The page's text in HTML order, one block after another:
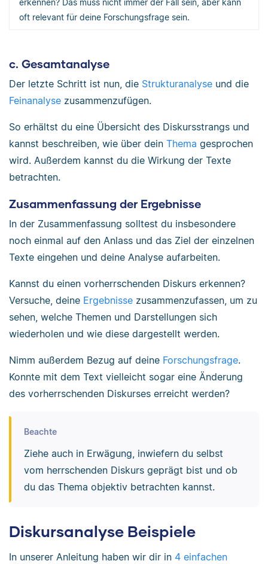
oft relevant für deine Forschungsfrage sein.
c. Gesamtanalyse
Der letzte Schritt ist nun, die Strukturanalyse und die
Feinanalyse zusammenzufügen.
So erhältst du eine Übersicht des Diskursstrangs und
kannst beschreiben, wie über dein Thema gesprochen
wird. Außerdem kannst du die Wirkung der Texte
betrachten.
Zusammenfassung der Ergebnisse
In der Zusammenfassung solltest du insbesondere
noch einmal auf den Anlass und das Ziel der einzelnen
Texte eingehen und deine Analyse aufarbeiten.
Kannst du einen vorherrschenden Diskurs erkennen?
Versuche, deine Ergebnisse zusammenzufassen, um zu
sehen, welche Themen und Darstellungen sich
wiederholen und wie diese dargestellt werden.
Nimm außerdem Bezug auf deine Forschungsfrage.
Konnte mit dem Text vielleicht sogar eine Änderung
des vorherrschenden Diskurses erreicht werden?
Beachte
Ziehe auch in Erwägung, inwiefern du selbst
vom herrschenden Diskurs geprägt bist und ob
du das Thema objektiv betrachten kannst.
Diskursanalyse Beispiele
In unserer Anleitung haben wir dir in 4 einfachen